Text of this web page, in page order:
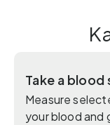
Take a blood
Measure
your blood and